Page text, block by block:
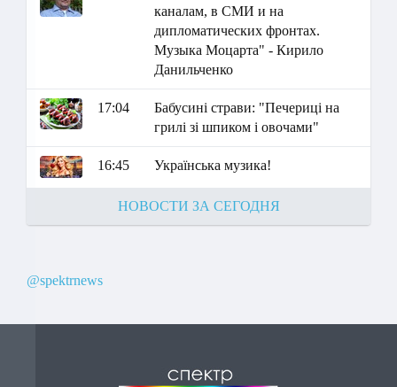
каналам, в СМИ и на
дипломатических фронтах.
Музыка Моцарта" - Кирило
Данильченко
17:04
Бабусині страви: "Печериці на
грилі зі шпиком і овочами"
16:45 Українська музика!
НОВОСТИ ЗА СЕГОДНЯ
@spektrnews